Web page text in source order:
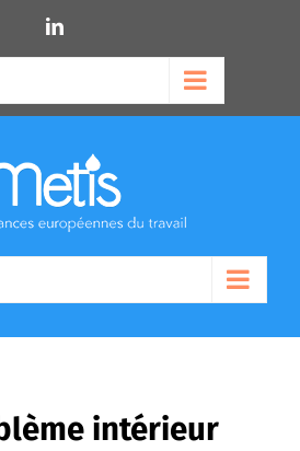
LinkedIn
intérieur